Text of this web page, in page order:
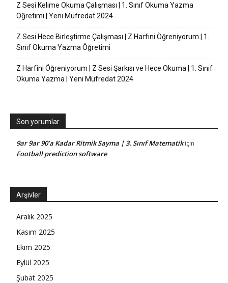
Z Sesi Kelime Okuma Çalışması | 1. Sınıf Okuma Yazma
Öğretimi | Yeni Müfredat 2024
Z Sesi Hece Birleştirme Çalışması | Z Harfini Öğreniyorum | 1.
Sınıf Okuma Yazma Öğretimi
Z Harfini Öğreniyorum | Z Sesi Şarkısı ve Hece Okuma | 1. Sınıf
Okuma Yazma | Yeni Müfredat 2024
Son yorumlar
9ar 9ar 90’a Kadar Ritmik Sayma | 3. Sınıf Matematikiçin
Football prediction software
Arşivler
Aralık 2025
Kasım 2025
Ekim 2025
Eylül 2025
Şubat 2025